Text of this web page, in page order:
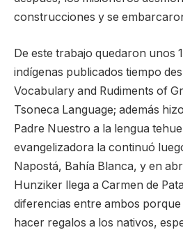
construcciones y se
De este trabajo quedaron unos
indígenas publicados tiempo
Vocabulary and Rudiments of
Tsoneca Language; además
Padre Nuestro a la lengua
evangelizadora la continuó
Napostá, Bahía Blanca, y en
Hunziker llega a Carmen de
diferencias entre ambos porque
hacer regalos a los nativos,